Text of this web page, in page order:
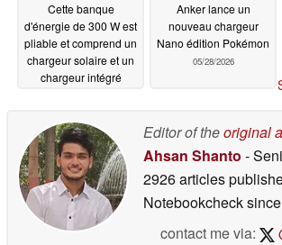
Cette banque
d'énergie de 300 W est
pliable et comprend un
chargeur solaire et un
chargeur intégré
Anker lance un
nouveau chargeur
Nano édition Pokémon
05/28/2026
Editor of theoriginal
Ahsan Shanto -
2926 articles
Notebookcheck
contact me via: